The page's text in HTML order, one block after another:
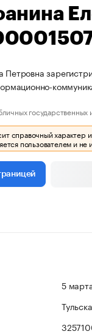
государственных
справочный характер
пользователем и
5